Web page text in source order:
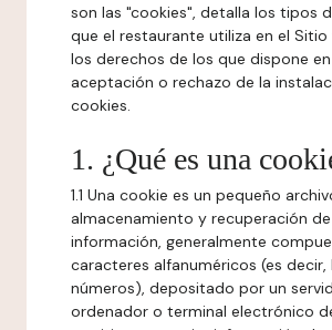
son las "cookies", detalla los tipos
que el restaurante utiliza en el
los derechos de los que dispone
aceptación o rechazo de la
cookies.
1. ¿Qué es una
1.1 Una cookie es un pequeño
almacenamiento y recuperación de
información, generalmente
caracteres alfanuméricos (es decir,
números), depositado por un
ordenador o terminal electrónico